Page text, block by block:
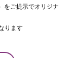
をご提示でオリジナ
ります